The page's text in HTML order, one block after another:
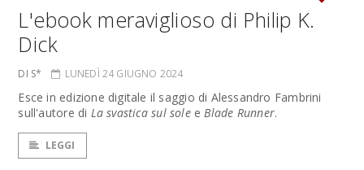
L'ebook meraviglioso di Philip K.
Dick
DI S* LUNEDÌ 24 GIUGNO 2024
Esce in edizione digitale il saggio di Alessandro Fambrini
sull'autore di La svastica sul soleeBlade Runner.
LEGGI